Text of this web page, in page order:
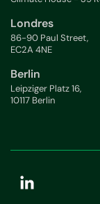
Londres
86-90 Paul Street,
EC2A 4NE
Berlin
Leipziger Platz 16,
10117 Berlin